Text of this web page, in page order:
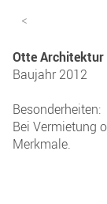
<
Otte Architektur
Baujahr 2012
Besonderheiten:
Bei Vermietung
Merkmale.